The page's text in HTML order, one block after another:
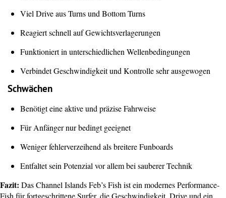
Viel Drive aus Turns und Bottom Turns
Reagiert schnell auf Gewichtsverlagerungen
Funktioniert in unterschiedlichen Wellenbedingungen
Verbindet Geschwindigkeit und Kontrolle sehr ausgewogen
Schwächen
Benötigt eine aktive und präzise Fahrweise
Für Anfänger nur bedingt geeignet
Weniger fehlerverzeihend als breitere Funboards
Entfaltet sein Potenzial vor allem bei sauberer Technik
Fazit: Das Channel Islands Feb’s Fish ist ein modernes Performance-
Fish für fortgeschrittene Surfer, die Geschwindigkeit, Drive und ein